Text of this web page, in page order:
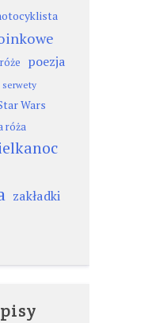
poezja
serwety
Wars
róża
zakładki